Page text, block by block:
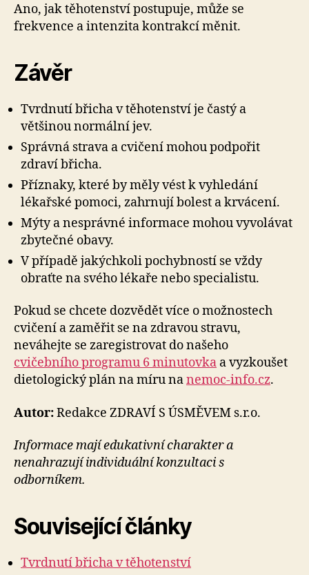
Ano, jak těhotenství postupuje, může se
frekvence a intenzita kontrakcí měnit.
Závěr
Tvrdnutí břicha v těhotenství je častý a
většinou normální jev.
Správná strava a cvičení mohou podpořit
zdraví břicha.
Příznaky, které by měly vést k vyhledání
lékařské pomoci, zahrnují bolest a krvácení.
Mýty a nesprávné informace mohou vyvolávat
zbytečné obavy.
V případě jakýchkoli pochybností se vždy
obraťte na svého lékaře nebo specialistu.
Pokud se chcete dozvědět více o možnostech
cvičení a zaměřit se na zdravou stravu,
neváhejte se zaregistrovat do našeho
cvičebního programu 6 minutovka a vyzkoušet
dietologický plán na míru nanemoc-info.cz.
Autor:Redakce ZDRAVÍ S ÚSMĚVEM s.r.o.
Informace mají edukativní charakter a
nenahrazují individuální konzultaci s
odborníkem.
Související články
Tvrdnutí břicha v těhotenství